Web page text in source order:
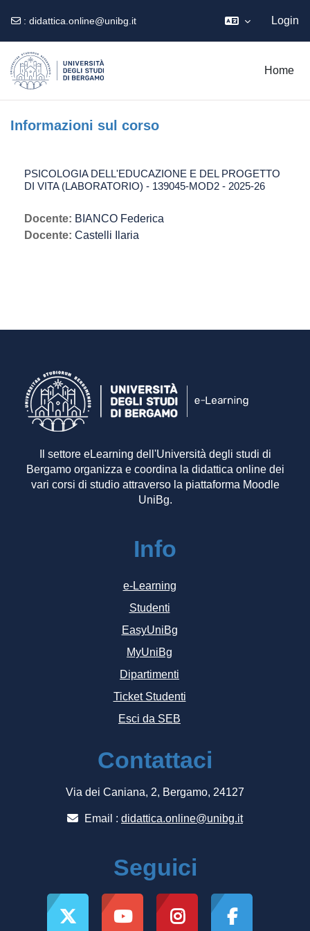
: didattica.online@unibg.it Login
Home
Informazioni sul corso
PSICOLOGIA DELL'EDUCAZIONE E DEL PROGETTO
DI VITA (LABORATORIO) - 139045-MOD2 - 2025-26
Docente: BIANCO Federica
Docente: Castelli Ilaria
Il settore eLearning dell'Università degli studi di
Bergamo organizza e coordina la didattica online dei
vari corsi di studio attraverso la piattaforma Moodle
UniBg.
Info
e-Learning
Studenti
EasyUniBg
MyUniBg
Dipartimenti
Ticket Studenti
Esci da SEB
Contattaci
Via dei Caniana, 2, Bergamo, 24127
Email : didattica.online@unibg.it
Seguici